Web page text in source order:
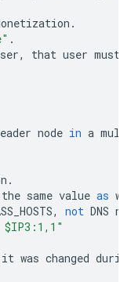
.
.
, that user must
node in a
.
the same value as
, not DNS
it was changed